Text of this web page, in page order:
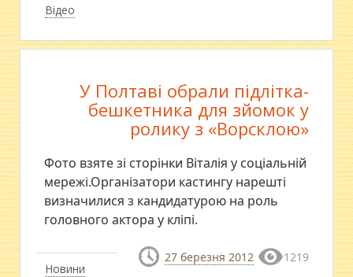
Відео
Новини
У Полтаві обрали підлітка-
бешкетника для зйомок у
ролику з «Ворсклою»
Фото взяте зі сторінки Віталія у соціальній
мережі.Організатори кастингу нарешті
визначилися з кандидатурою на роль
головного актора у кліпі.
27 березня 2012 1219